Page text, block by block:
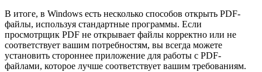
В итоге, в Windows есть несколько способов открыть PDF-
файлы, используя стандартные программы. Если
просмотрщик PDF не открывает файлы корректно или не
соответствует вашим потребностям, вы всегда можете
установить стороннее приложение для работы с PDF-
файлами, которое лучше соответствует вашим требованиям.